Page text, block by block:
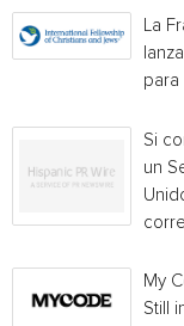
La
para
Si
un
My
Still